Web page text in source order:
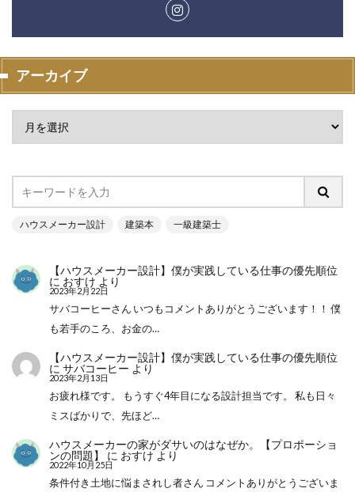
アーカイブ
ハウスメーカー設計 建築本 一級建築士
【ハウスメーカー設計】僕が実践している仕事の優先順位
に おすけ より
2023年2月22日
サバコーヒーさん いつもコメントありがとうございます！！ 僕
も若手のころ、お金の…
【ハウスメーカー設計】僕が実践している仕事の優先順位
に サバコーヒー より
2023年2月13日
お疲れ様です。 もうすぐ4年目になる設計担当です。 私も日々
ミスばかりで、先ほど…
ハウスメーカーの家がダサいのはなぜか。【プロポーショ
ンの問題】
に おすけ より
2022年10月25日
条件付き土地に悩まされし者さん コメントありがとうございま